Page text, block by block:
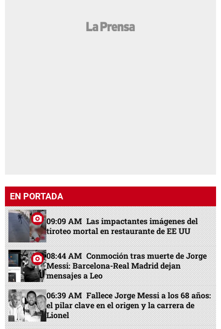
EN PORTADA
09:09 AM Las impactantes imágenes del
tiroteo mortal en restaurante de EE UU
08:44 AM Conmoción tras muerte de Jorge
Messi: Barcelona-Real Madrid dejan
mensajes a Leo
06:39 AM Fallece Jorge Messi a los 68 años:
el pilar clave en el origen y la carrera de
Lionel